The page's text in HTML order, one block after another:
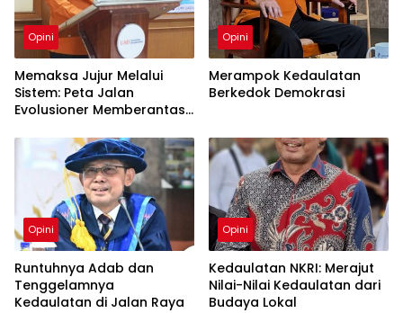
Opini
Memaksa Jujur Melalui
Sistem: Peta Jalan
Evolusioner Memberantas
Opini
Merampok Kedaulatan
Berkedok Demokrasi
Opini
Runtuhnya Adab dan
Tenggelamnya
Kedaulatan di Jalan Raya
Opini
Kedaulatan NKRI: Merajut
Nilai-Nilai Kedaulatan dari
Budaya Lokal